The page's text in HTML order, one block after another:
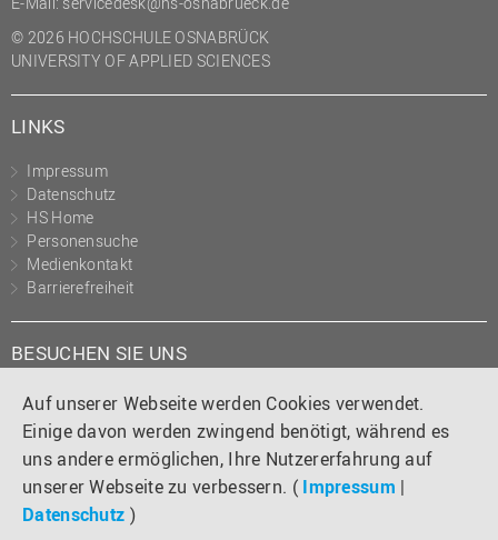
Auf unserer Webseite werden Cookies verwendet.
Einige davon werden zwingend benötigt, während es
uns andere ermöglichen, Ihre Nutzererfahrung auf
unserer Webseite zu verbessern. ( Impressum |
Datenschutz )
© 2026 HOCHSCHULE OSNABRÜCK
UNIVERSITY OF APPLIED SCIENCES
LINKS
Impressum
Datenschutz
HS Home
Personensuche
Medienkontakt
Barrierefreiheit
BESUCHEN SIE UNS
Instagram
TiktokLinkedIn
YouTube
Facebook